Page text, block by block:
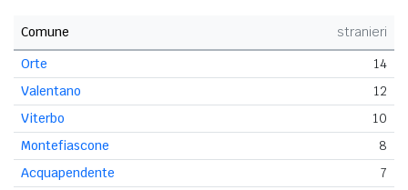
Comune
stranieri
Orte
14
Valentano
12
Viterbo
10
Montefiascone
8
Acquapendente
7